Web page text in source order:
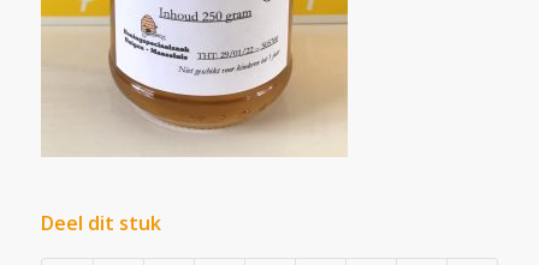
Deel dit stuk